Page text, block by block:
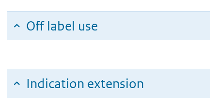
Off label use
Indication extension